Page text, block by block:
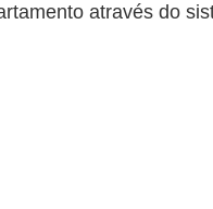
através do